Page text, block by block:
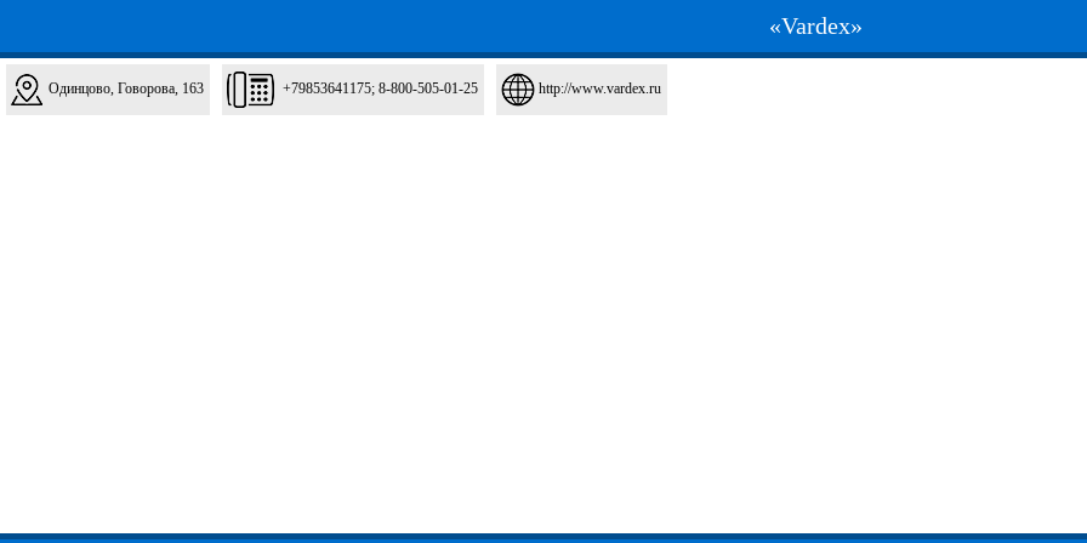
«Vardex»
Одинцово, Говорова, 163 +79853641175; 8-800-505-01-25 http://www.vardex.ru